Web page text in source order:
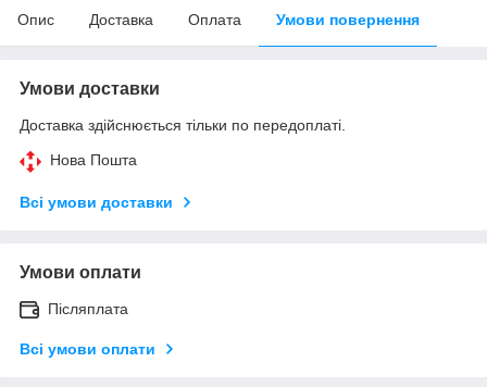
Опис Доставка Оплата Умови повернення
Умови доставки
Доставка здійснюється тільки по передоплаті.
Нова Пошта
Всі умови доставки
Умови оплати
Післяплата
Всі умови оплати